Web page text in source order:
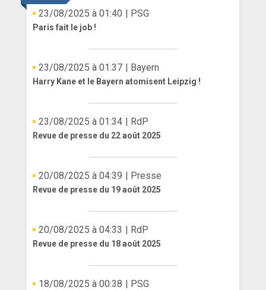
23/08/2025 à 01:40 | PSG
Paris fait le job !
23/08/2025 à 01:37 | Bayern
Harry Kane et le Bayern atomisent Leipzig !
23/08/2025 à 01:34 | RdP
Revue de presse du 22 août 2025
20/08/2025 à 04:39 | Presse
Revue de presse du 19 août 2025
20/08/2025 à 04:33 | RdP
Revue de presse du 18 août 2025
18/08/2025 à 00:38 | PSG